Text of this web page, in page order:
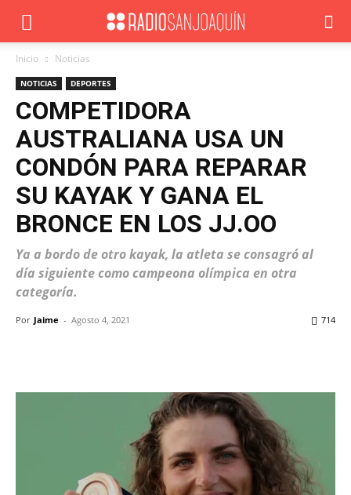
Inicio Noticias
NOTICIAS DEPORTES
COMPETIDORA
AUSTRALIANA USA UN
CONDÓN PARA REPARAR
SU KAYAK Y GANA EL
BRONCE EN LOS JJ.OO
Ya a bordo de otro kayak, la atleta se consagró al
día siguiente como campeona olímpica en otra
categoría.
Por Jaime - Agosto 4, 2021 714